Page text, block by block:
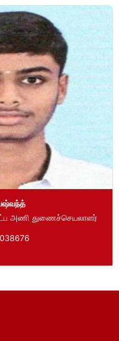
அணி துணைச்செயலாளர்